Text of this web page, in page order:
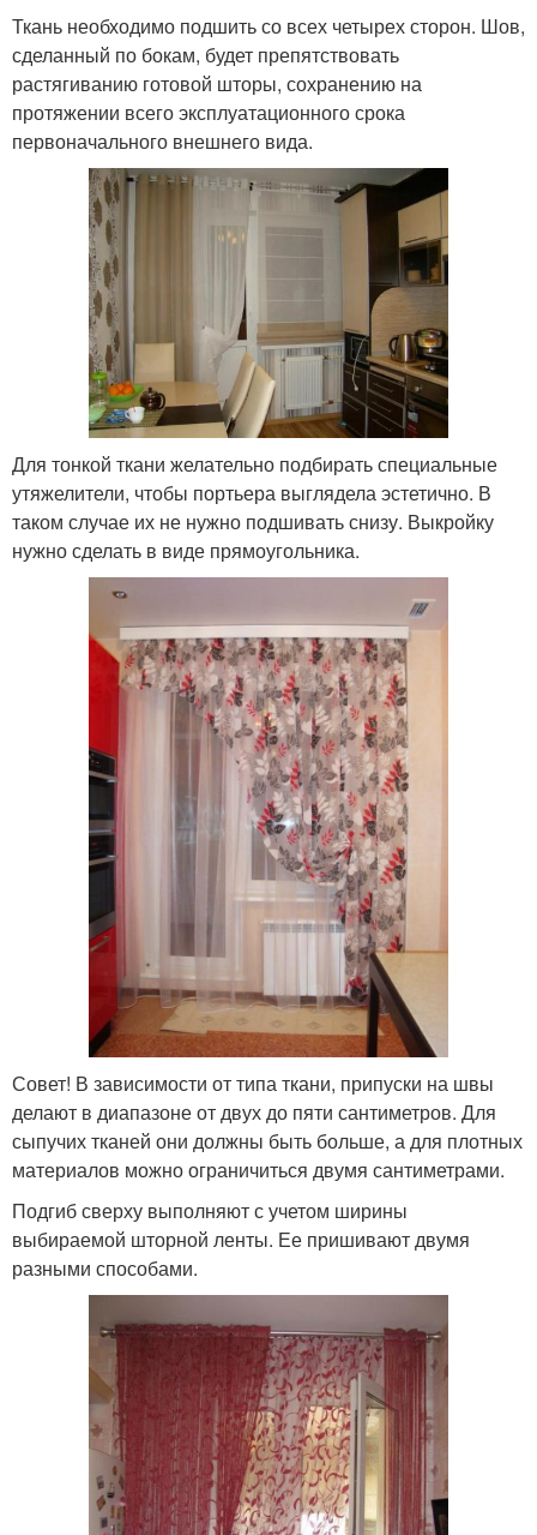
Ткань необходимо подшить со всех четырех сторон. Шов,
сделанный по бокам, будет препятствовать
растягиванию готовой шторы, сохранению на
протяжении всего эксплуатационного срока
первоначального внешнего вида.
Для тонкой ткани желательно подбирать специальные
утяжелители, чтобы портьера выглядела эстетично. В
таком случае их не нужно подшивать снизу. Выкройку
нужно сделать в виде прямоугольника.
Совет! В зависимости от типа ткани, припуски на швы
делают в диапазоне от двух до пяти сантиметров. Для
сыпучих тканей они должны быть больше, а для плотных
материалов можно ограничиться двумя сантиметрами.
Подгиб сверху выполняют с учетом ширины
выбираемой шторной ленты. Ее пришивают двумя
разными способами.